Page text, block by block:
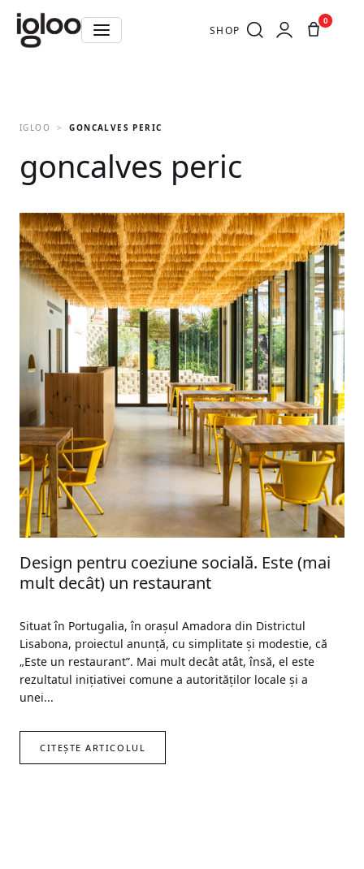
SHOP
0
IGLOO GONCALVES PERIC
goncalves peric
Design pentru coeziune socială. Este (mai
mult decât) un restaurant
Situat în Portugalia, în orașul Amadora din Districtul
Lisabona, proiectul anunță, cu simplitate și modestie, că
„Este un restaurant”. Mai mult decât atât, însă, el este
rezultatul inițiativei comune a autorităților locale și a
unei...
CITEȘTE ARTICOLUL